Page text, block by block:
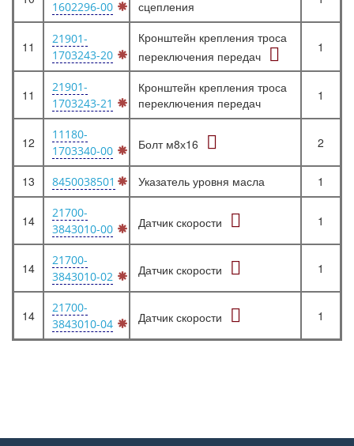
1602296-00
сцепления
11
21901-
1703243-20
Кронштейн крепления троса
переключения передач
1
11
21901-
1703243-21
Кронштейн крепления троса
переключения передач
1
12
11180-
1703340-00
Болт м8х16 2
13 8450038501 Указатель уровня масла 1
14
21700-
3843010-00
Датчик скорости 1
14
21700-
3843010-02
Датчик скорости 1
14
21700-
3843010-04
Датчик скорости 1